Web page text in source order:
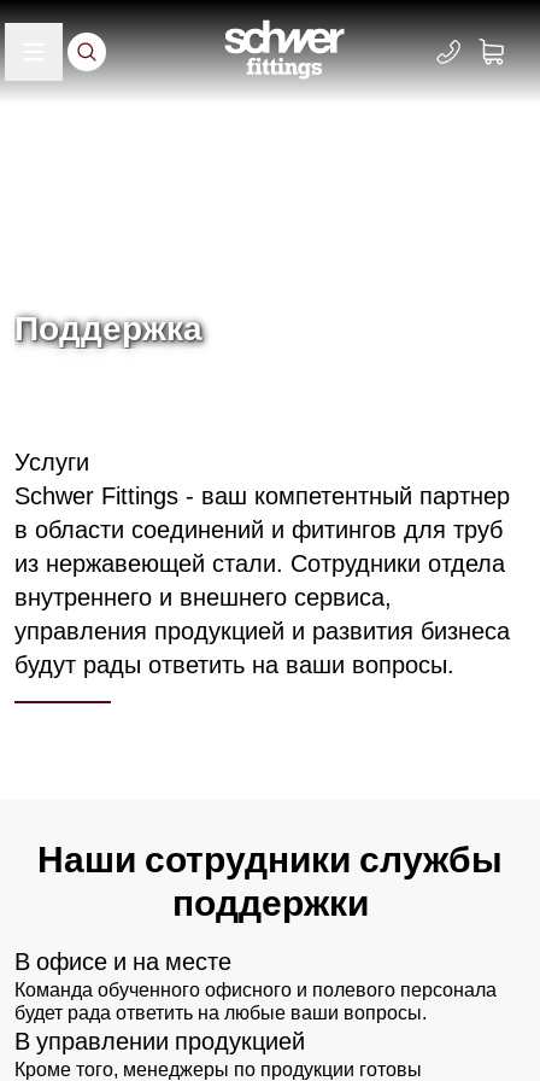
Поддержка
Услуги
Schwer Fittings - ваш компетентный партнер
в области соединений и фитингов для труб
из нержавеющей стали. Сотрудники отдела
внутреннего и внешнего сервиса,
управления продукцией и развития бизнеса
будут рады ответить на ваши вопросы.
Наши сотрудники службы
поддержки
В офисе и на месте
Команда обученного офисного и полевого персонала
будет рада ответить на любые ваши вопросы.
В управлении продукцией
Кроме того, менеджеры по продукции готовы